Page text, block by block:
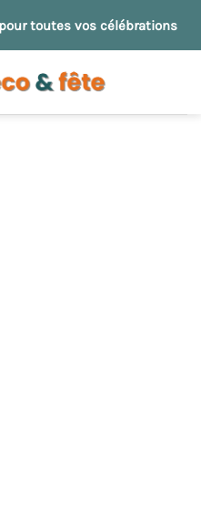
toutes vos célébrations